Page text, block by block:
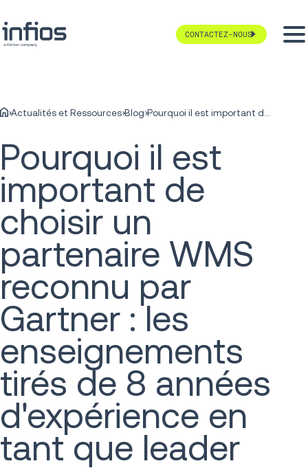
CONTACTEZ-NOUS
Actualités et Ressources Blog Pourquoi il est important de choisir un partenaire WMS reconnu par Gartner : les enseignements tirés de 8 années d'expérience en tant que leader
Pourquoi il est
important de
choisir un
partenaire WMS
reconnu par
Gartner : les
enseignements
tirés de 8 années
d'expérience en
tant que leader